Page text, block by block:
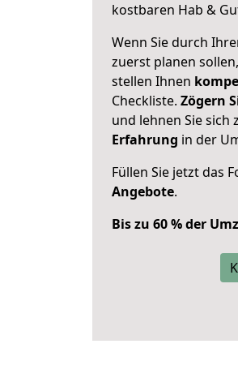
kostbaren Hab &
Wenn Sie durch
zuerst planen
stellen Ihnen
Checkliste. Zögern
und lehnen Sie sich
Erfahrung in der
Füllen Sie jetzt das
Angebote.
Bis zu 60 % der